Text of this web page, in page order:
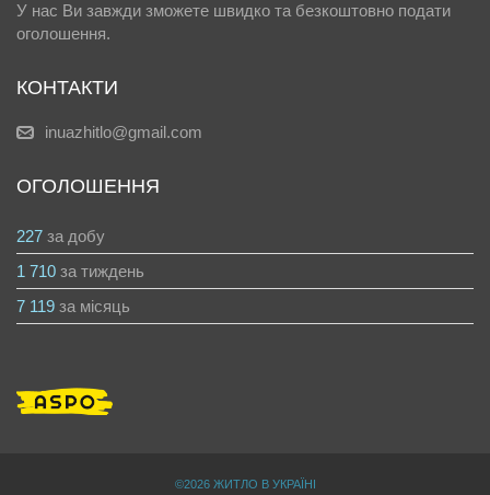
У нас Ви завжди зможете швидко та безкоштовно подати
оголошення.
КОНТАКТИ
inuazhitlo@gmail.com
ОГОЛОШЕННЯ
227 за добу
1 710 за тиждень
7 119 за місяць
©2026 ЖИТЛО В УКРАЇНІ